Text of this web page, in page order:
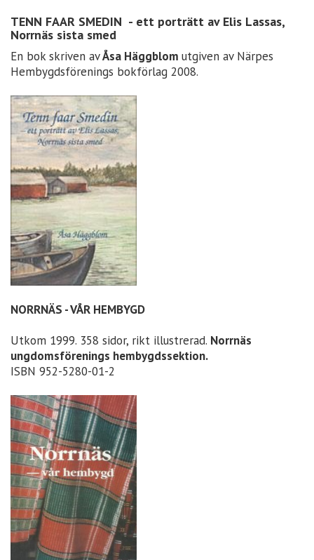
TENN FAAR SMEDIN - ett porträtt av Elis Lassas,
Norrnäs sista smed
En bok skriven avÅsa Häggblom utgiven av Närpes
Hembygdsförenings bokförlag 2008.
NORRNÄS - VÅR HEMBYGD
Utkom 1999. 358 sidor, rikt illustrerad. Norrnäs
ungdomsförenings hembygdssektion.
ISBN 952-5280-01-2